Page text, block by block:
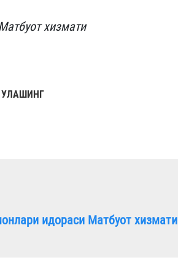
хизмати
идораси Матбуот хизмати